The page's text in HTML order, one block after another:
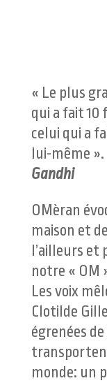
« Le plus
qui a fait 10
celui qui a
lui-même ».
Gandhi
OMèran
maison et
l’ailleurs et
notre « OM
Les voix
Clotilde
égrenées
monde: un